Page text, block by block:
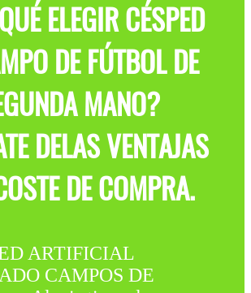
ELEGIR CÉSPED
DE FÚTBOL DE
MANO?
DELAS VENTAJAS
DE COMPRA.
ARTIFICIAL
CAMPOS DE